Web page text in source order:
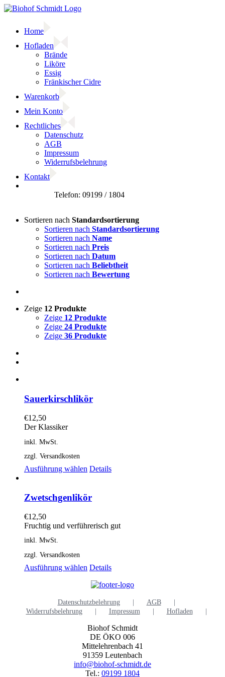
Zum
Home
Hofladen
Brände
Liköre
Essig
Fränkischer Cidre
Warenkorb
Mein Konto
Rechtliches
Datenschutz
AGB
Impressum
Widerrufsbelehrung
Kontakt
Sortieren nach Standardsortierung
Sortieren nach Standardsortierung
Sortieren nach Name
Sortieren nach Preis
Sortieren nach Datum
Sortieren nach Beliebtheit
Sortieren nach Bewertung
Zeige 12 Produkte
Zeige 12 Produkte
Zeige 24 Produkte
Zeige 36 Produkte
Sauerkirschlikör
€12,50
Der Klassiker
inkl. MwSt.
zzgl. Versandkosten
Ausführung wählen Dieses
mehrere
Varianten
Die
Optionen
Produktseite
werden
Details
Zwetschgenlikör
€12,50
Fruchtig und verführerisch gut
inkl. MwSt.
zzgl. Versandkosten
Ausführung wählen Dieses
weist
Varianten
Optionen
können
auf
der
Produktseite
Details
Datenschutzbelehrung
AGB
Widerrufsbelehrung
Impressum Hofladen
Biohof Schmidt
DE ÖKO 006
Mittelehrenbach 41
91359 Leutenbach
info@biohof-schmidt.de
Tel.: 09199 1804